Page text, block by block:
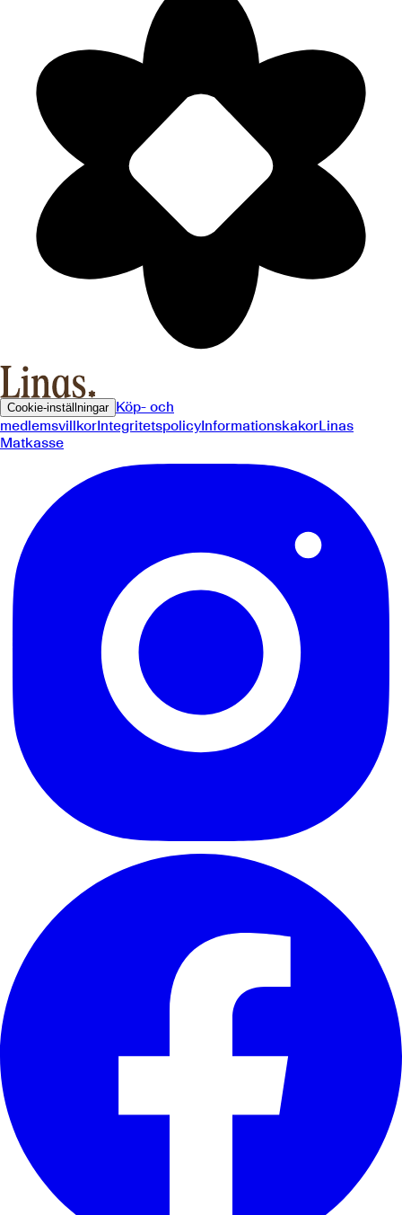
Cookie-inställningar Köp- och
medlemsvillkorIntegritetspolicyInformationskakorLinas
Matkasse